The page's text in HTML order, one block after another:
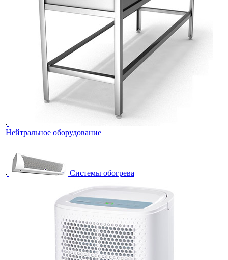
Нейтральное оборудование
Системы обогрева